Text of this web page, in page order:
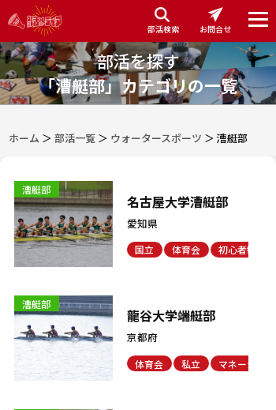
部活検索 お問合せ
部活を探す
「漕艇部」カテゴリの一覧
ホーム ＞ 部活一覧＞ ウォータースポーツ ＞ 漕艇部
漕艇部
名古屋大学漕艇部
愛知県
国立 体育会 初心者歓迎
漕艇部
龍谷大学端艇部
京都府
体育会 私立 マネージャー